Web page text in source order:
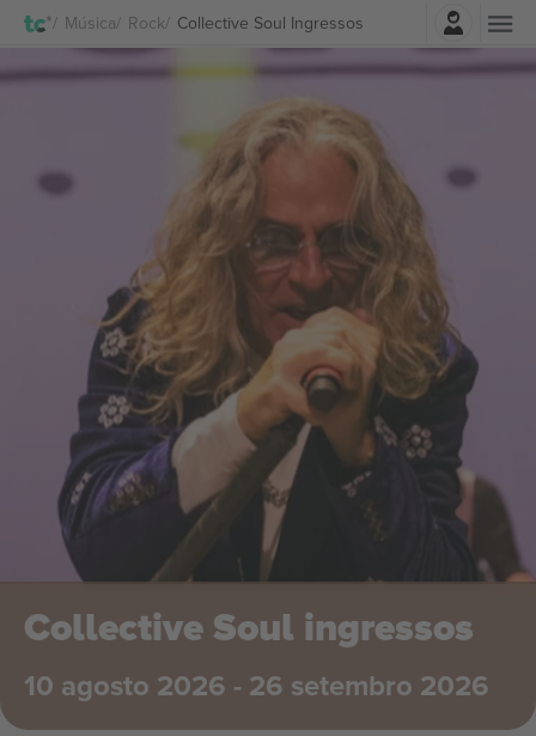
Música Rock Collective Soul Ingressos
Entrar
Collective Soul ingressos
10 agosto 2026 - 26 setembro 2026